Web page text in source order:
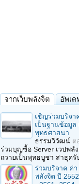
จากเว็บพลังจิต อัพเด
เชิญร่วมบริจา
เป็นฐานข้อมูล
พุทธศาสนา
ธรรมวิวัฒน์ ต
ร่วมบุญซื้อ Server เวปพลั
ถวายเป็นพุทธบูชา สาธุครั
ร่วมบริจาค ค่า
พลังจิต ปี